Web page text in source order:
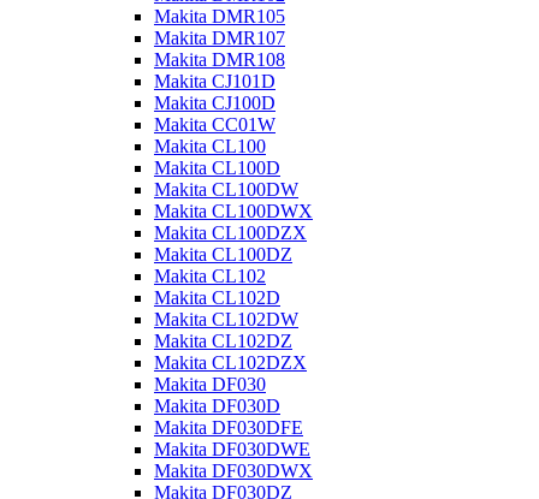
Makita DMR105
Makita DMR107
Makita DMR108
Makita CJ101D
Makita CJ100D
Makita CC01W
Makita CL100
Makita CL100D
Makita CL100DW
Makita CL100DWX
Makita CL100DZX
Makita CL100DZ
Makita CL102
Makita CL102D
Makita CL102DW
Makita CL102DZ
Makita CL102DZX
Makita DF030
Makita DF030D
Makita DF030DFE
Makita DF030DWE
Makita DF030DWX
Makita DF030DZ